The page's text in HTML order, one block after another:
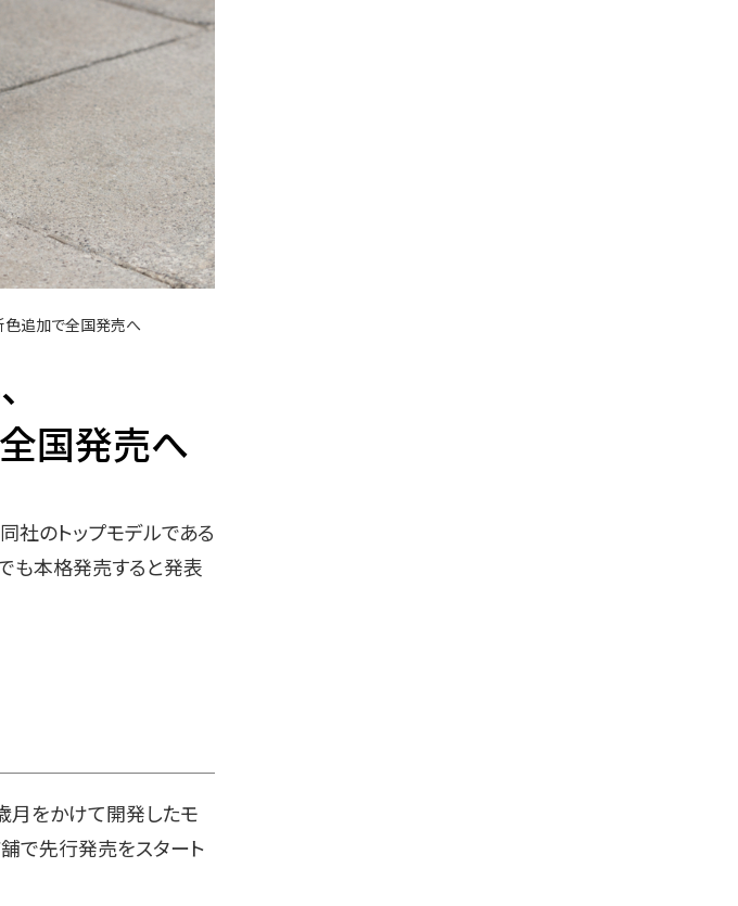
色追加で全国発売へ
国発売へ
同社のトップモデルである
も本格発売すると発表
月をかけて開発したモ
で先行発売をスタート